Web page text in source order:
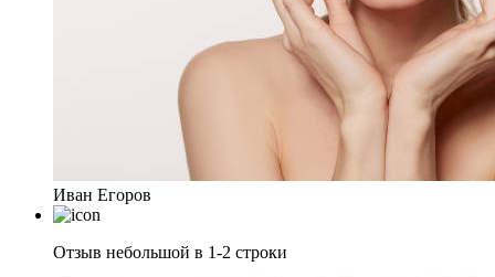
Иван Егоров
Отзыв небольшой в 1-2 строки